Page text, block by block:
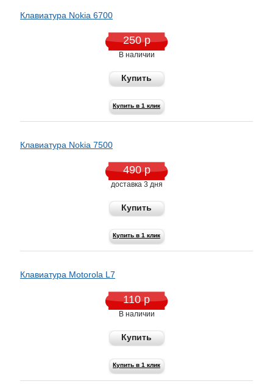
Клавиатура Nokia 6700
250 р
В наличии
Купить
Купить в 1 клик
Клавиатура Nokia 7500
490 р
доставка 3 дня
Купить
Купить в 1 клик
Клавиатура Motorola L7
110 р
В наличии
Купить
Купить в 1 клик